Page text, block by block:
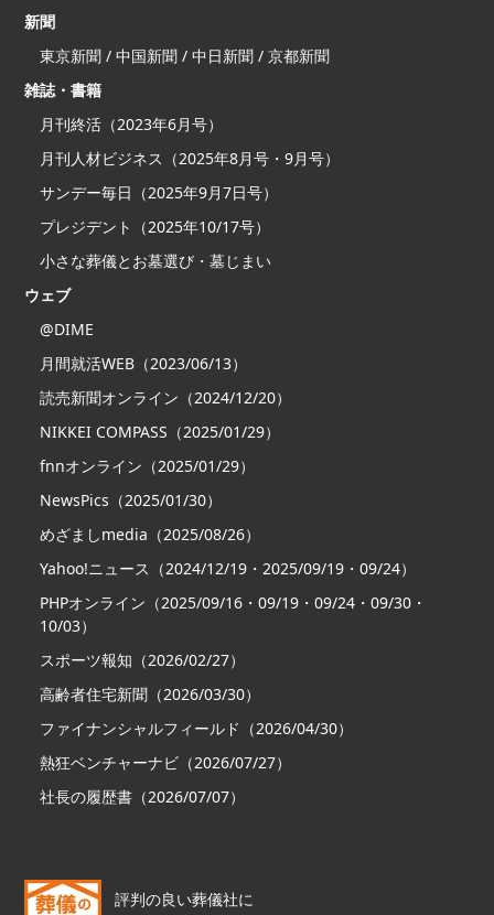
新聞
東京新聞 / 中国新聞 / 中日新聞 / 京都新聞
雑誌・書籍
月刊終活（2023年6月号）
月刊人材ビジネス（2025年8月号・9月号）
サンデー毎日（2025年9月7日号）
プレジデント（2025年10/17号）
小さな葬儀とお墓選び・墓じまい
ウェブ
@DIME
月間就活WEB（2023/06/13）
読売新聞オンライン（2024/12/20）
NIKKEI COMPASS（2025/01/29）
fnnオンライン（2025/01/29）
NewsPics（2025/01/30）
めざましmedia（2025/08/26）
Yahoo!ニュース（2024/12/19・2025/09/19・09/24）
PHPオンライン（2025/09/16・09/19・09/24・09/30・
10/03）
スポーツ報知（2026/02/27）
高齢者住宅新聞（2026/03/30）
ファイナンシャルフィールド（2026/04/30）
熱狂ベンチャーナビ（2026/07/27）
社長の履歴書（2026/07/07）
評判の良い葬儀社に